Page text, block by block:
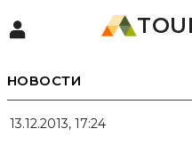
НОВОСТИ
13.12.2013, 17:24